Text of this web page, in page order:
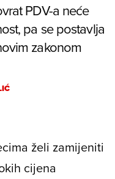
PDV-a neće
pa se postavlja
zakonom
želi zamijeniti
cijena